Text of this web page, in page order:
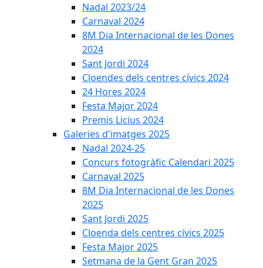
Nadal 2023/24
Carnaval 2024
8M Dia Internacional de les Dones
2024
Sant Jordi 2024
Cloendes dels centres cívics 2024
24 Hores 2024
Festa Major 2024
Premis Licius 2024
Galeries d'imatges 2025
Nadal 2024-25
Concurs fotogràfic Calendari 2025
Carnaval 2025
8M Dia Internacional de les Dones
2025
Sant Jordi 2025
Cloenda dels centres cívics 2025
Festa Major 2025
Setmana de la Gent Gran 2025